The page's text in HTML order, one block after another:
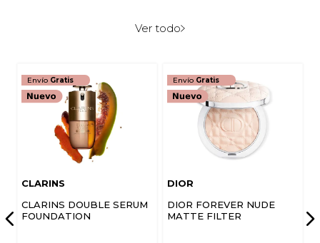
Ver todo
Envío Gratis
CLARINS
CLARINS DOUBLE SERUM
FOUNDATION
Envío Gratis
DIOR
DIOR FOREVER NUDE
MATTE FILTER